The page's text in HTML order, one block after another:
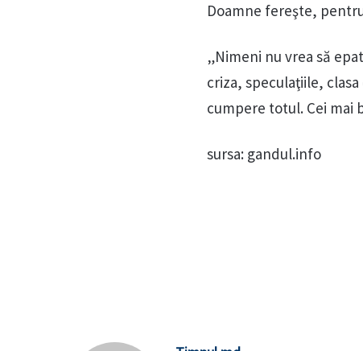
Doamne fereşte,
„Nimeni nu vrea să
criza, speculaţiile,
cumpere totul. Cei mai
sursa: gandul.info